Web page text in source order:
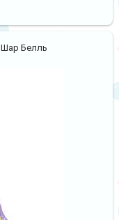
Шар Белль